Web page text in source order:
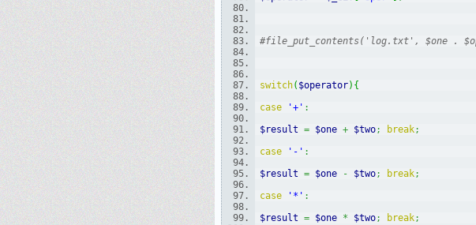
#file_put_contents('log.txt', $one .
switch( $operator) {
case
'+' :
$result = $one + $two; break;
case
'-' :
$result = $one - $two; break;
case
'*' :
$result = $one * $two; break;